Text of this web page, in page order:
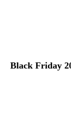
Black Friday